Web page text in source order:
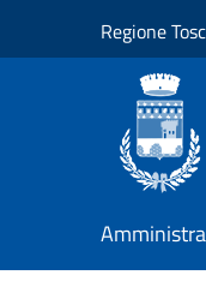
Regione